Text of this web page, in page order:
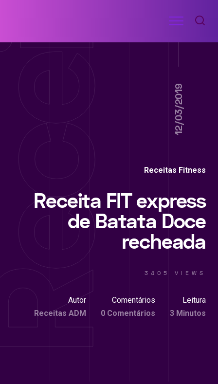
conteúdo
RECEITAS
ACADEMIA
Menu
12/03/2019
Receitas Fitness
Receita FIT express
de Batata Doce
recheada
3405 VIEWS
Autor
Receitas ADM
Comentários
0 Comentários
Leitura
3 Minutos